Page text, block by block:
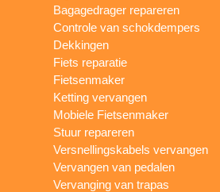
Bagagedrager repareren
Controle van schokdempers
Dekkingen
Fiets reparatie
Fietsenmaker
Ketting vervangen
Mobiele Fietsenmaker
Stuur repareren
Versnellingskabels vervangen
Vervangen van pedalen
Vervanging van trapas